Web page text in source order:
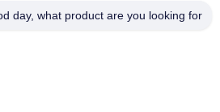
اتصل بنا
day, what product are you looking for?